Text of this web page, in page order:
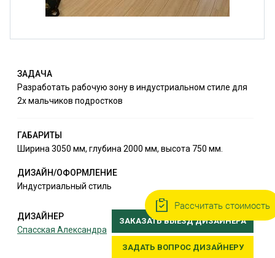
ЗАДАЧА
Разработать рабочую зону в индустриальном стиле для
2х мальчиков подростков
ГАБАРИТЫ
Ширина 3050 мм, глубина 2000 мм, высота 750 мм.
ДИЗАЙН/ОФОРМЛЕНИЕ
Индустриальный стиль
ДИЗАЙНЕР
Спасская Александра
ЗАКАЗАТЬ ВЫЕЗД ДИЗАЙНЕРА
ЗАДАТЬ ВОПРОС ДИЗАЙНЕРУ
Рассчитать стоимость